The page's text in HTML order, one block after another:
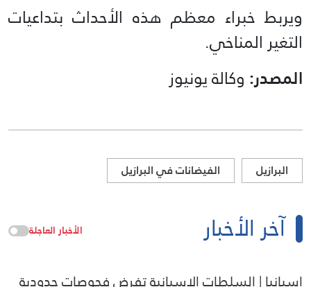
ويربط خبراء معظم هذه الأحداث بتداعيات
التغير المناخي.
المصدر: وكالة يونيوز
البرازيل الفيضانات في البرازيل
آخر الأخبار الأخبار العاجلة
إسبانيا | السلطات الإسبانية تفرض فحوصات حدودية